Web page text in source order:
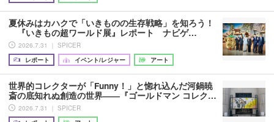
夏休みはカハクで「いきものの生存戦略」を知ろう！
『いきもの超ワールド展』レポート ナビゲ…
2026.7.31 ｜ SPICER
レポート
イベント/レジャー アート
世界的コレクターが「Funny！」と惚れ込んだ河鍋暁
斎の底知れぬ創造の世界――『ゴールドマン コレク…
2026.7.31 ｜ SPICER